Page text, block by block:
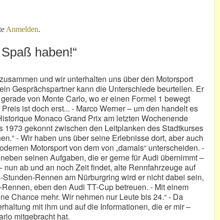
Anmelden.
haben!“
und wir unterhalten uns über den Motorsport
Gesprächspartner kann die Unterschiede beurteilen. Er
von Monte Carlo, wo er einen Formel 1 bewegt
ist doch erst... - Marco Werner – um den handelt es
Monaco Grand Prix am letzten Wochenende
1973 gekonnt zwischen den Leitplanken des Stadtkurses
- Wir haben uns über seine Erlebnisse dort, aber auch
Motorsport von dem von „damals“ unterscheiden. -
seinen Aufgaben, die er gerne für Audi übernimmt –
ab und an noch Zeit findet, alte Rennfahrzeuge auf
Rennen am Nürburgring wird er nicht dabei sein,
eben den Audi TT-Cup betreuen. - Mit einem
Chance mehr. Wir nehmen nur Leute bis 24.“ - Da
mit ihm und auf die Informationen, die er mir –
mitgebracht hat.